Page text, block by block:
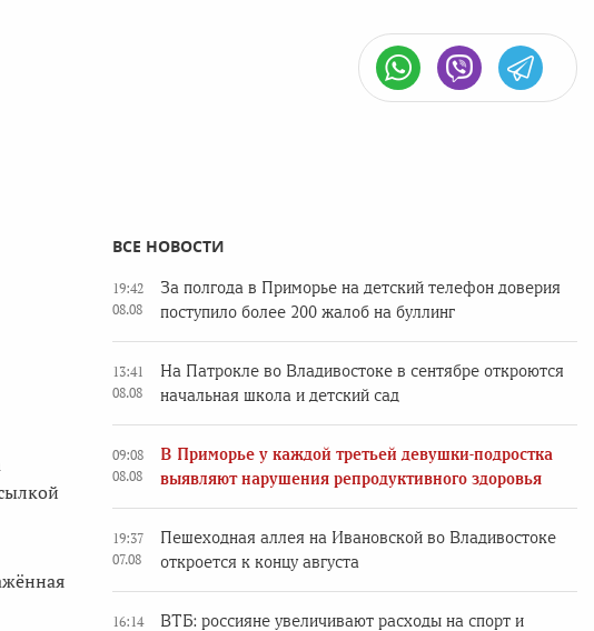
ВСЕ НОВОСТИ
19:42
08.08
За полгода в Приморье на детский телефон доверия
поступило более 200 жалоб на буллинг
13:41
08.08
На Патрокле во Владивостоке в сентябре откроются
начальная школа и детский сад
09:08
08.08
В Приморье у каждой третьей девушки-подростка
выявляют нарушения репродуктивного здоровья
19:37
07.08
Пешеходная аллея на Ивановской во Владивостоке
откроется к концу августа
16:14
ВТБ: россияне увеличивают расходы на спорт и